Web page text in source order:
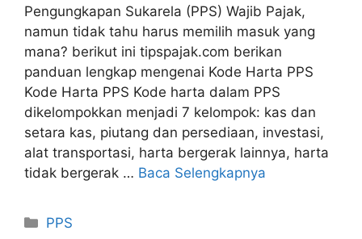
Pengungkapan Sukarela (PPS) Wajib Pajak,
namun tidak tahu harus memilih masuk yang
mana? berikut ini tipspajak.com berikan
panduan lengkap mengenai Kode Harta PPS
Kode Harta PPS Kode harta dalam PPS
dikelompokkan menjadi 7 kelompok: kas dan
setara kas, piutang dan persediaan, investasi,
alat transportasi, harta bergerak lainnya, harta
tidak bergerak … Baca Selengkapnya
Kategori
PPS